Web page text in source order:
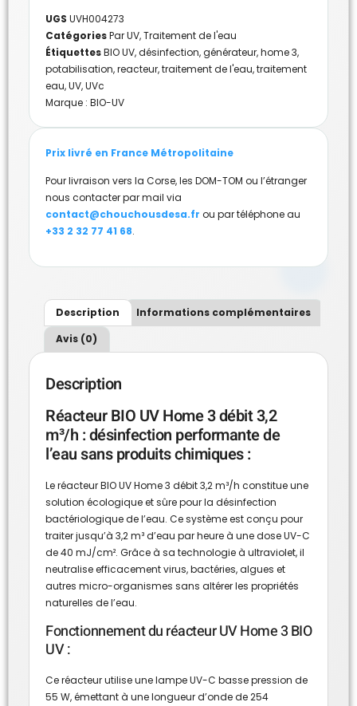
UGS UVH004273
CatégoriesPar UV,Traitement de l'eau
ÉtiquettesBIO UV,désinfection,générateur,home 3,
potabilisation,reacteur,traitement de l'eau,traitement
eau,UV,UVc
Marque : BIO-UV
Prix livré en France Métropolitaine
Pour livraison vers la Corse, les DOM-TOM ou l’étranger
nous contacter par mail via
contact@chouchousdesa.fr ou par téléphone au
+33 2 32 77 41 68.
Description
Informations complémentaires
Avis (0)
Description
Réacteur BIO UV Home 3 débit 3,2
m³/h : désinfection performante de
l’eau sans produits chimiques :
Le réacteur BIO UV Home 3 débit 3,2 m³/h constitue une
solution écologique et sûre pour la désinfection
bactériologique de l’eau. Ce système est conçu pour
traiter jusqu’à 3,2 m³ d’eau par heure à une dose UV-C
de 40 mJ/cm². Grâce à sa technologie à ultraviolet, il
neutralise efficacement virus, bactéries, algues et
autres micro-organismes sans altérer les propriétés
naturelles de l’eau.
Fonctionnement du réacteur UV Home 3 BIO
UV :
Ce réacteur utilise une lampe UV-C basse pression de
55 W, émettant à une longueur d’onde de 254